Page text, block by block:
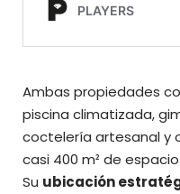
Ambas propiedades
piscina climatizada,
coctelería artesanal y
casi 400 m² de
Su ubicación